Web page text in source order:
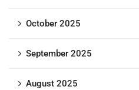
October 2025
September 2025
August 2025